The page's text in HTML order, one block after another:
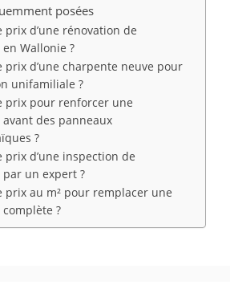
posées
prix d’une rénovation de
Wallonie ?
prix d’une charpente neuve pour
unifamiliale ?
prix pour renforcer une
des panneaux
?
prix d’une inspection de
un expert ?
prix au m² pour remplacer une
?